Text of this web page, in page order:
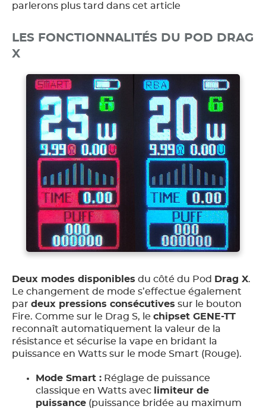
parlerons plus tard dans cet article
LES FONCTIONNALITÉS DU POD DRAG
X
Deux modes disponibles du côté du Pod Drag X.
Le changement de mode s’effectue également
par deux pressions consécutives sur le bouton
Fire. Comme sur le Drag S, le chipset GENE-TT
reconnaît automatiquement la valeur de la
résistance et sécurise la vape en bridant la
puissance en Watts sur le mode Smart (Rouge).
Mode Smart : Réglage de puissance
classique en Watts avec
limiteur de
puissance (puissance bridée au maximum